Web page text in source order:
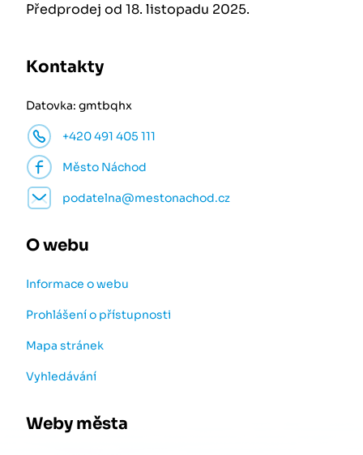
Předprodej od 18. listopadu 2025.
Kontakty
Datovka: gmtbqhx
+420 491 405 111
Město Náchod
podatelna@mestonachod.cz
O webu
Informace o webu
Prohlášení o přístupnosti
Mapa stránek
Vyhledávání
Weby města